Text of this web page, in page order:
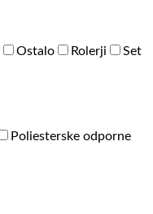
Ostalo Rolerji
Set
Poliesterske odporne